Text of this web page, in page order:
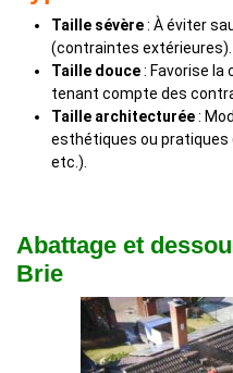
Taille sévère: À éviter
(contraintes extérieures).
Taille douce: Favorise
tenant compte des
Taille architecturée:
esthétiques ou pratiques
etc.).
Abattage et
Brie